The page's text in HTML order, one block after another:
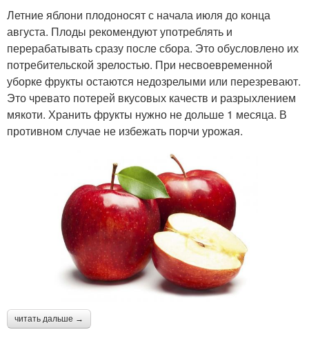
Летние яблони плодоносят с начала июля до конца
августа. Плоды рекомендуют употреблять и
перерабатывать сразу после сбора. Это обусловлено их
потребительской зрелостью. При несвоевременной
уборке фрукты остаются недозрелыми или перезревают.
Это чревато потерей вкусовых качеств и разрыхлением
мякоти. Хранить фрукты нужно не дольше 1 месяца. В
противном случае не избежать порчи урожая.
читать дальше →